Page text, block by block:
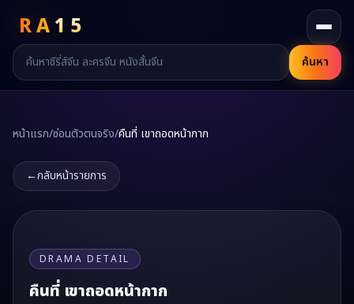
RA15
ค้นหา
หน้าแรก/ซ่อนตัวตนจริง/คืนที่ เขาถอดหน้ากาก
←กลับหน้ารายการ
DRAMA DETAIL
คืนที่ เขาถอดหน้ากาก